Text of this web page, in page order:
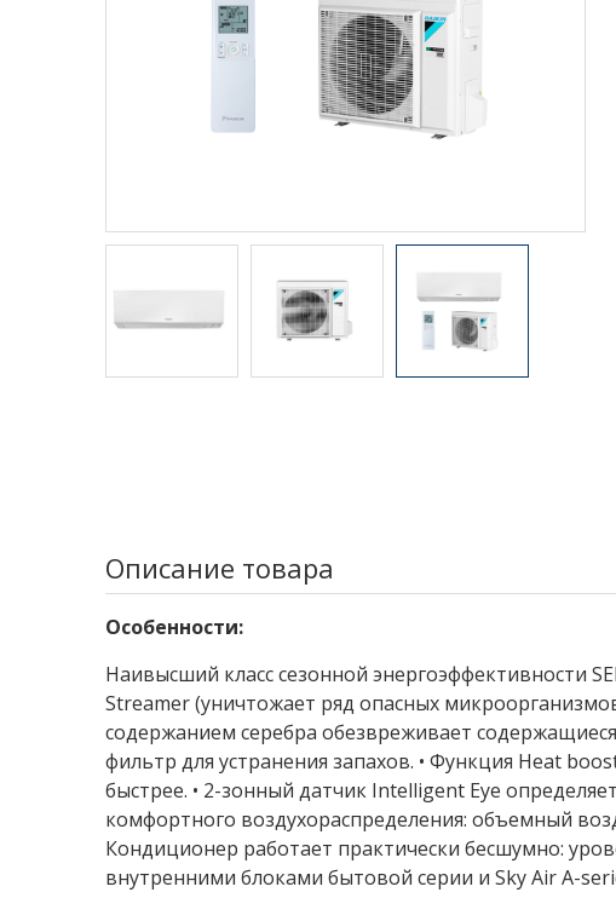
Описание товара
Особенности:
Наивысший класс сезонной энергоэффективности
Streamer (уничтожает ряд опасных
содержанием серебра обезвреживает
фильтр для устранения запахов. • Функция Heat
быстрее. • 2-зонный датчик Intelligent Eye
комфортного воздухораспределения: объемный
Кондиционер работает практически бесшумно:
внутренними блоками бытовой серии и Sky Air A-